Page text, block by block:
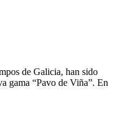
de Galicia, han sido
gama “Pavo de Viña”. En